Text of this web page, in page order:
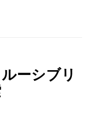
ーシブリ